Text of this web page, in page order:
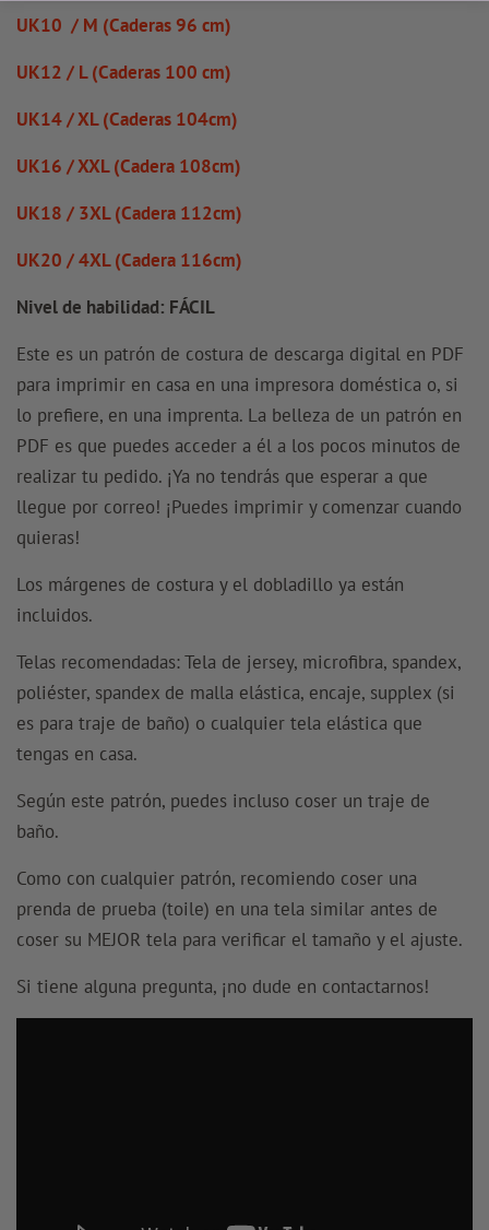
UK10 / M (Caderas 96 cm)
UK12 / L (Caderas 100 cm)
UK14 / XL (Caderas 104cm)
UK16 / XXL (Cadera 108cm)
UK18 / 3XL (Cadera 112cm)
UK20 / 4XL (Cadera 116cm)
Nivel de habilidad: FÁCIL
Este es un patrón de costura de descarga digital en PDF
para imprimir en casa en una impresora doméstica o, si
lo prefiere, en una imprenta. La belleza de un patrón en
PDF es que puedes acceder a él a los pocos minutos de
realizar tu pedido. ¡Ya no tendrás que esperar a que
llegue por correo! ¡Puedes imprimir y comenzar cuando
quieras!
Los márgenes de costura y el dobladillo ya están
incluidos.
Telas recomendadas: Tela de jersey, microfibra, spandex,
poliéster, spandex de malla elástica, encaje, supplex (si
es para traje de baño) o cualquier tela elástica que
tengas en casa.
Según este patrón, puedes incluso coser un traje de
baño.
Como con cualquier patrón, recomiendo coser una
prenda de prueba (toile) en una tela similar antes de
coser su MEJOR tela para verificar el tamaño y el ajuste.
Si tiene alguna pregunta, ¡no dude en contactarnos!